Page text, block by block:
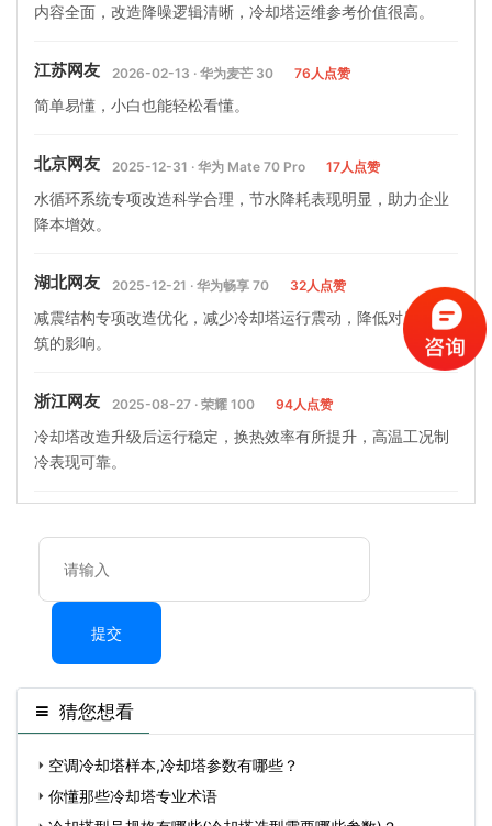
内容全面，改造降噪逻辑清晰，冷却塔运维参考价值很高。
江苏网友 2026-02-13 · 华为麦芒 30 76人点赞
简单易懂，小白也能轻松看懂。
北京网友 2025-12-31 · 华为 Mate 70 Pro 17人点赞
水循环系统专项改造科学合理，节水降耗表现明显，助力企业
降本增效。
湖北网友 2025-12-21 · 华为畅享 70 32人点赞
减震结构专项改造优化，减少冷却塔运行震动，降低对厂区建
筑的影响。
浙江网友 2025-08-27 · 荣耀 100 94人点赞
冷却塔改造升级后运行稳定，换热效率有所提升，高温工况制
冷表现可靠。
提交
猜您想看
空调冷却塔样本,冷却塔参数有哪些？
你懂那些冷却塔专业术语